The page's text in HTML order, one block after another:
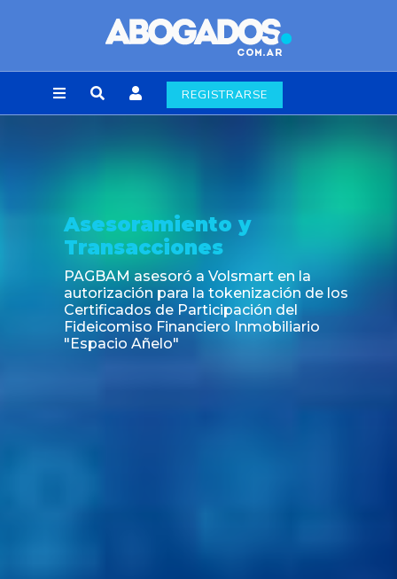
REGISTRARSE
Asesoramiento y
Transacciones
PAGBAM asesoró a Volsmart en la
autorización para la tokenización de los
Certificados de Participación del
Fideicomiso Financiero Inmobiliario
"Espacio Añelo"